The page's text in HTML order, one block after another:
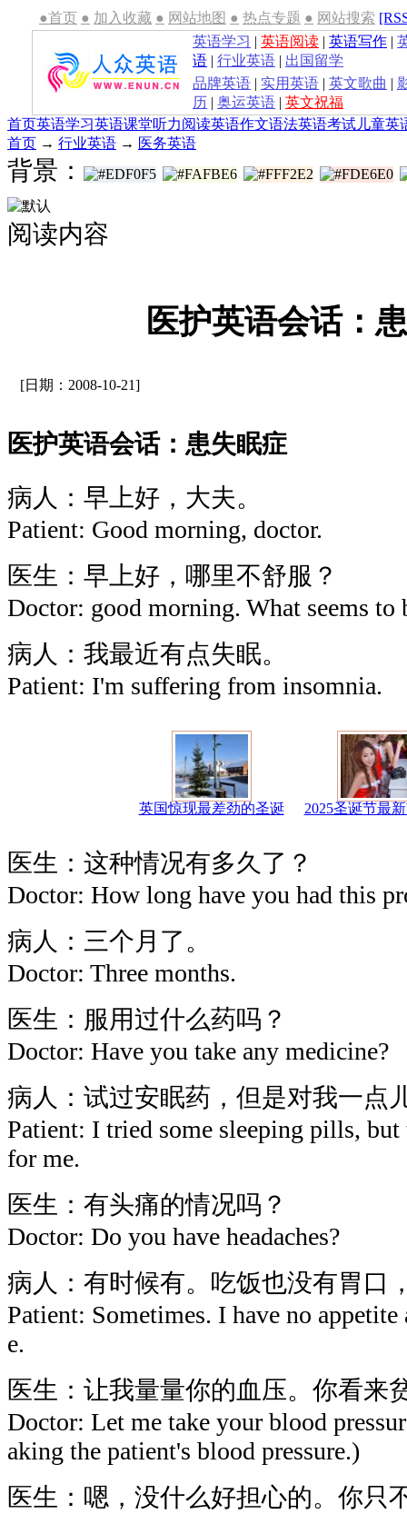
●首页 ● 加入收藏 ● 网站地图 ● 热点专题 ● 网站搜索
英语学习 | 英语阅读 | 英语写作 |
语 | 行业英语 | 出国留学
品牌英语 | 实用英语 | 英文歌曲 |
历 | 奥运英语 | 英文祝福
首页英语学习英语课堂听力阅读英语作文语法英语考试 儿童英
首页 → 行业英语 → 医务英语
背景：
阅读内容
医护英语会话：
[日期：2008-10-21]
医护英语会话：患失眠症
病人：早上好，大夫。
Patient: Good morning, doctor.
医生：早上好，哪里不舒服？
Doctor: good morning. What seems to
病人：我最近有点失眠。
Patient: I'm suffering from insomnia.
英国惊现最差劲的圣诞 2025圣诞节最
医生：这种情况有多久了？
Doctor: How long have you had this
病人：三个月了。
Doctor: Three months.
医生：服用过什么药吗？
Doctor: Have you take any medicine?
病人：试过安眠药，但是对我一点
Patient: I tried some sleeping pills,
for me.
医生：有头痛的情况吗？
Doctor: Do you have headaches?
病人：有时候有。吃饭也没有胃口
Patient: Sometimes. I have no appetite
e.
医生：让我量量你的血压。你看来
Doctor: Let me take your blood
aking the patient's blood pressure.)
医生：嗯，没什么好担心的。你只